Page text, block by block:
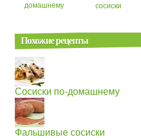
домашнему
сосиски
Похожие рецепты
Сосиски по-домашнему
Фальшивые сосиски